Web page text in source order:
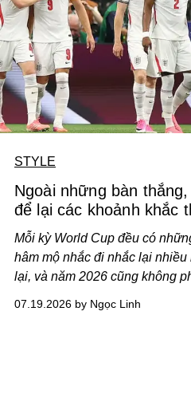
STYLE
Ngoài những bàn
để lại các khoảnh khắc
Mỗi kỳ World Cup đều có
hâm mộ nhắc đi nhắc lại
lại, và năm 2026 cũng không
07.19.2026 by Ngọc Linh